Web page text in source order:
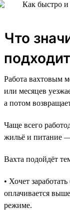
Что
Работа вахтовым
или месяцев
а потом
Чаще всего
жильё и питание —
Вахта подойдёт
• Хочет
оплачивается
режиме.